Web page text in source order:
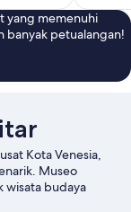
yang memenuhi
banyak petualangan!
Kota Venesia,
Museo
wisata budaya
ini,